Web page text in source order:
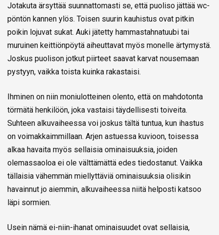
Jotakuta ärsyttää suunnattomasti se, että puoliso jättää wc-
pöntön kannen ylös. Toisen suurin kauhistus ovat pitkin
poikin lojuvat sukat. Auki jätetty hammastahnatuubi tai
muruinen keittiönpöytä aiheuttavat myös monelle ärtymystä.
Joskus puolison jotkut piirteet saavat karvat nousemaan
pystyyn, vaikka toista kuinka rakastaisi.
Ihminen on niin moniulotteinen olento, että on mahdotonta
törmätä henkilöön, joka vastaisi täydellisesti toiveita.
Suhteen alkuvaiheessa voi joskus tältä tuntua, kun ihastus
on voimakkaimmillaan. Arjen astuessa kuvioon, toisessa
alkaa havaita myös sellaisia ominaisuuksia, joiden
olemassaoloa ei ole välttämättä edes tiedostanut. Vaikka
tällaisia vähemmän miellyttäviä ominaisuuksia olisikin
havainnut jo aiemmin, alkuvaiheessa niitä helposti katsoo
läpi sormien.
Usein nämä ei-niin-ihanat ominaisuudet ovat sellaisia,